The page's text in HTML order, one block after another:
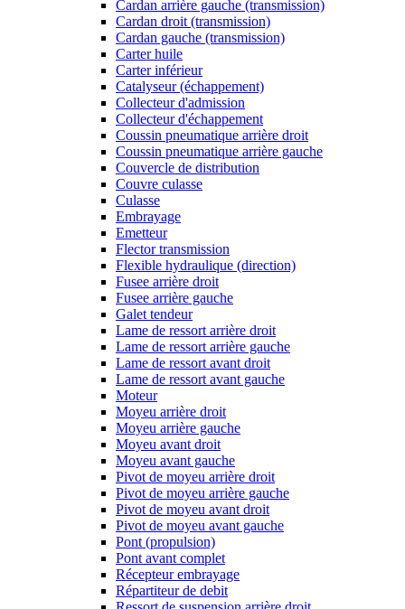
Cardan arrière gauche (transmission)
Cardan droit (transmission)
Cardan gauche (transmission)
Carter huile
Carter inférieur
Catalyseur (échappement)
Collecteur d'admission
Collecteur d'échappement
Coussin pneumatique arrière droit
Coussin pneumatique arrière gauche
Couvercle de distribution
Couvre culasse
Culasse
Embrayage
Emetteur
Flector transmission
Flexible hydraulique (direction)
Fusee arrière droit
Fusee arrière gauche
Galet tendeur
Lame de ressort arrière droit
Lame de ressort arrière gauche
Lame de ressort avant droit
Lame de ressort avant gauche
Moteur
Moyeu arrière droit
Moyeu arrière gauche
Moyeu avant droit
Moyeu avant gauche
Pivot de moyeu arrière droit
Pivot de moyeu arrière gauche
Pivot de moyeu avant droit
Pivot de moyeu avant gauche
Pont (propulsion)
Pont avant complet
Récepteur embrayage
Répartiteur de debit